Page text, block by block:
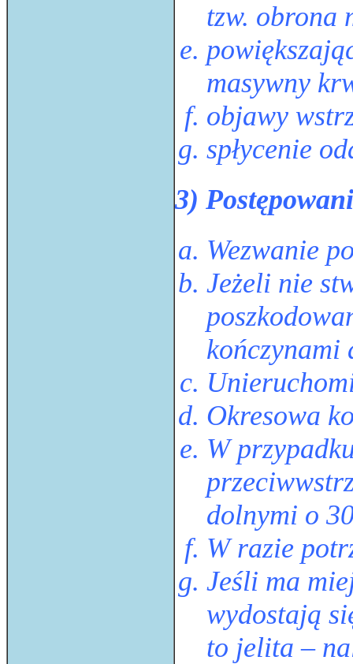
tzw. obrona
masywny
objawy
spłycenie
3)
Wezwanie
Jeżeli nie
kończynami
Okresowa
W
dolnymi o
W razie
Jeśli ma
wydostają
to jelita –